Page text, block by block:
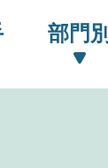
部門別